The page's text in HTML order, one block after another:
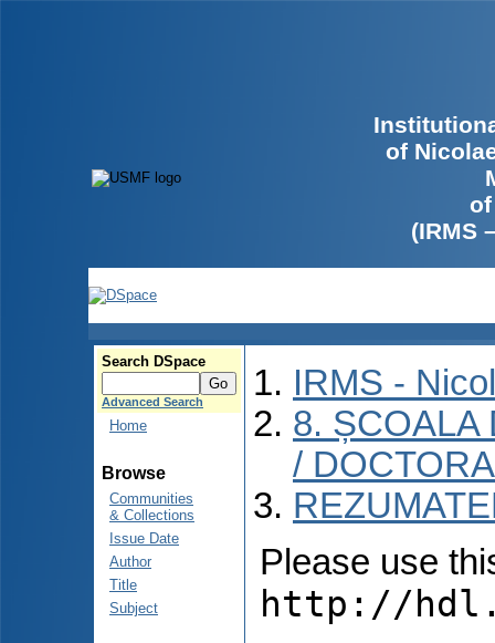
of
(IRMS
Search DSpace
Advanced Search
Home
Browse
Communities
& Collections
Issue Date
Author
Title
Subject
IRMS -
8. ȘCOALA
/
Please use
http://